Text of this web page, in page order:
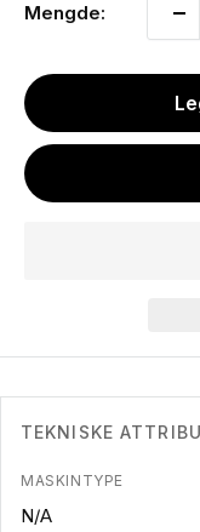
Mengde:
TEKNISKE
MASKINTYPE
N/A